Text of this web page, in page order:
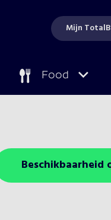
Mijn
Food
Beschikbaarheid